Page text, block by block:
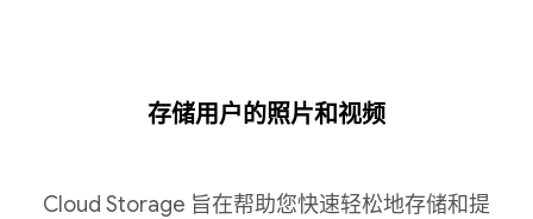
存储用户的照片和视频
Cloud Storage 旨在帮助您快速轻松地存储和提